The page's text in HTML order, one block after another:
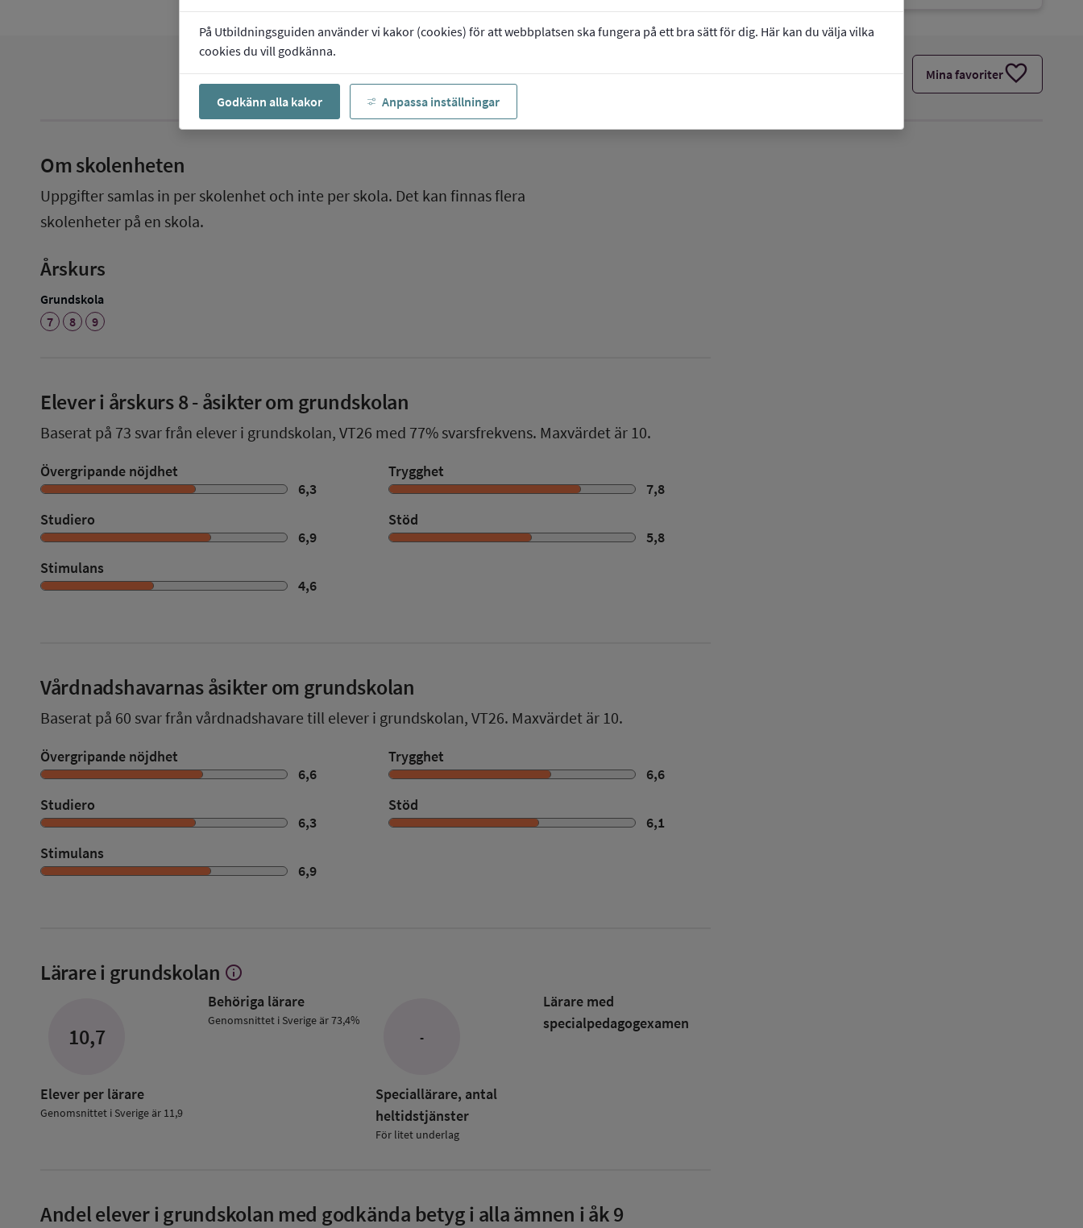
På Utbildningsguiden använder vi kakor (cookies) för att webbplatsen ska fungera på ett bra sätt för dig. Här kan du välja vilka
cookies du vill godkänna.
Godkänn alla kakor Anpassa inställningar
Mina favoriterfavorite
Om skolenheten
Uppgifter samlas in per skolenhet och inte per skola. Det kan finnas flera
skolenheter på en skola.
Årskurs
Grundskola
7
8 9
Elever i årskurs 8- åsikter om grundskolan
Baserat på 73 svar från elever i grundskolan, VT26 med 77% svarsfrekvens. Maxvärdet är 10.
Övergripande nöjdhet
6,3
Trygghet
7,8
Studiero
6,9
Stöd
5,8
Stimulans
4,6
Vårdnadshavarnas åsikter om grundskolan
Baserat på 60 svar från vårdnadshavare till elever i grundskolan, VT26. Maxvärdet är 10.
Övergripande nöjdhet
6,6
Trygghet
6,6
Studiero
6,3
Stöd
6,1
Stimulans
6,9
Lärare i grundskolan Visa
om
Lärare
info
10,7
Elever per lärare
Genomsnittet i Sverige är 11,9
Behöriga lärare
Genomsnittet i Sverige är 73,4%
-
Speciallärare, antal
heltidstjänster
För litet underlag
Lärare med
specialpedagog­examen
Andel elever i grundskolan med godkända betyg i alla ämnen i åk 9